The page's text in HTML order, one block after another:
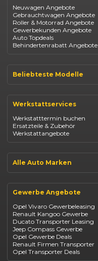
Neuwagen Angebote
Gebrauchtwagen Angebote
Roller & Motorrad Angebote
Gewerbekunden Angebote
Auto Topdeals
Behindertenrabatt Angebote
Beliebteste Modelle
Opel Corsa
Fiat 500
Dacia Duster
Dacia Sandero
Jeep Compass
Suzuki Vitara
Suzuki Swift
Mazda CX-30
Werkstattservices
Werkstatttermin buchen
Ersatzteile & Zubehör
Werkstattangebote
Alle Auto Marken
Opel
Fiat
Jeep
Suzuki
BYD
Kia
Mazda
Citroën
Abarth
Gewerbe Angebote
Opel Vivaro Gewerbeleasing
Renault Kangoo Gewerbe
Ducato Transporter Leasing
Jeep Compass Gewerbe
Opel Gewerbe Deals
Renault Firmen Transporter
Opel Transporter Deals